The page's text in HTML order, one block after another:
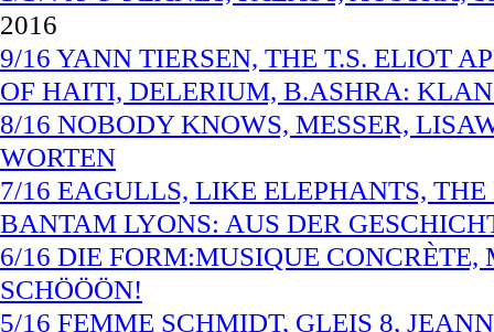
2016
9/16 YANN TIERSEN, THE T.S. ELIOT
OF HAITI, DELERIUM, B.ASHRA:
8/16 NOBODY KNOWS, MESSER,
WORTEN
7/16 EAGULLS, LIKE ELEPHANTS,
BANTAM LYONS: AUS DER
6/16 DIE FORM:MUSIQUE
SCHÖÖÖN!
5/16 FEMME SCHMIDT, GLEIS 8,